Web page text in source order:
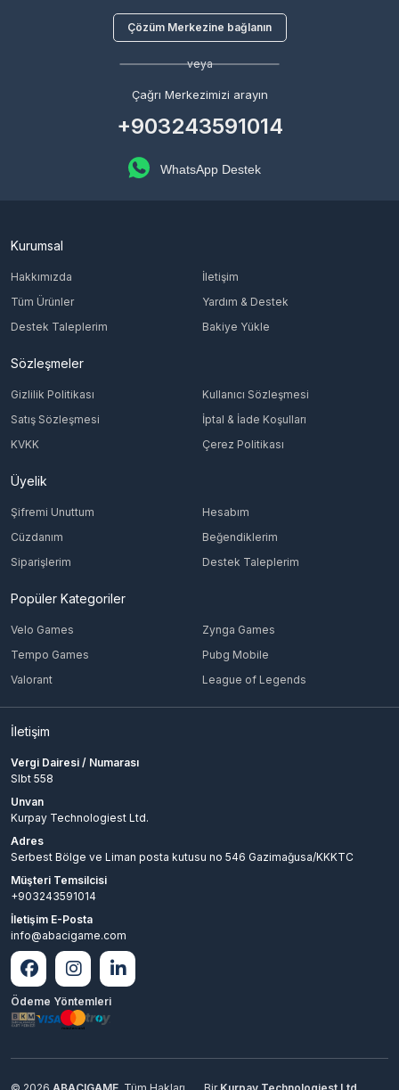
Çözüm Merkezine bağlanın
veya
Çağrı Merkezimizi arayın
+903243591014
WhatsApp Destek
Kurumsal
Hakkımızda
İletişim
Tüm Ürünler
Yardım & Destek
Destek Taleplerim
Bakiye Yükle
Sözleşmeler
Gizlilik Politikası
Kullanıcı Sözleşmesi
Satış Sözleşmesi
İptal & İade Koşulları
KVKK
Çerez Politikası
Üyelik
Şifremi Unuttum
Hesabım
Cüzdanım
Beğendiklerim
Siparişlerim
Destek Taleplerim
Popüler Kategoriler
Velo Games
Zynga Games
Tempo Games
Pubg Mobile
Valorant
League of Legends
İletişim
Vergi Dairesi / Numarası
Slbt 558
Unvan
Kurpay Technologiest Ltd.
Adres
Serbest Bölge ve Liman posta kutusu no 546 Gazimağusa/KKKTC
Müşteri Temsilcisi
+903243591014
İletişim E-Posta
info@abacigame.com
Ödeme Yöntemleri